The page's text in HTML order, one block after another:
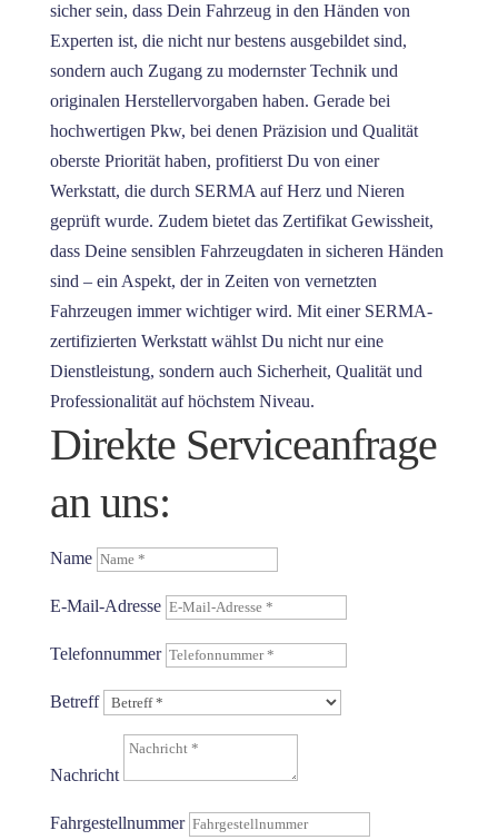
sicher sein, dass Dein Fahrzeug in den Händen von
Experten ist, die nicht nur bestens ausgebildet sind,
sondern auch Zugang zu modernster Technik und
originalen Herstellervorgaben haben. Gerade bei
hochwertigen Pkw, bei denen Präzision und Qualität
oberste Priorität haben, profitierst Du von einer
Werkstatt, die durch SERMA auf Herz und Nieren
geprüft wurde. Zudem bietet das Zertifikat Gewissheit,
dass Deine sensiblen Fahrzeugdaten in sicheren Händen
sind – ein Aspekt, der in Zeiten von vernetzten
Fahrzeugen immer wichtiger wird. Mit einer SERMA-
zertifizierten Werkstatt wählst Du nicht nur eine
Dienstleistung, sondern auch Sicherheit, Qualität und
Professionalität auf höchstem Niveau.
Direkte Serviceanfrage
an uns:
Name
E-Mail-Adresse
Telefonnummer
Betreff
Nachricht
Fahrgestellnummer